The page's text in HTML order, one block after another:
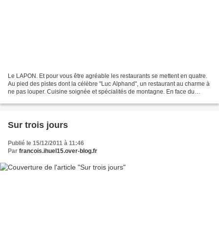
Le LAPON. Et pour vous être agréable les restaurants se mettent en quatre.
Au pied des pistes dont la célèbre "Luc Alphand", un restaurant au charme à
ne pas louper. Cuisine soignée et spécialités de montagne. En face du
Sur trois jours
Publié le 15/12/2011 à 11:46
Par francois.ihuel15.over-blog.fr